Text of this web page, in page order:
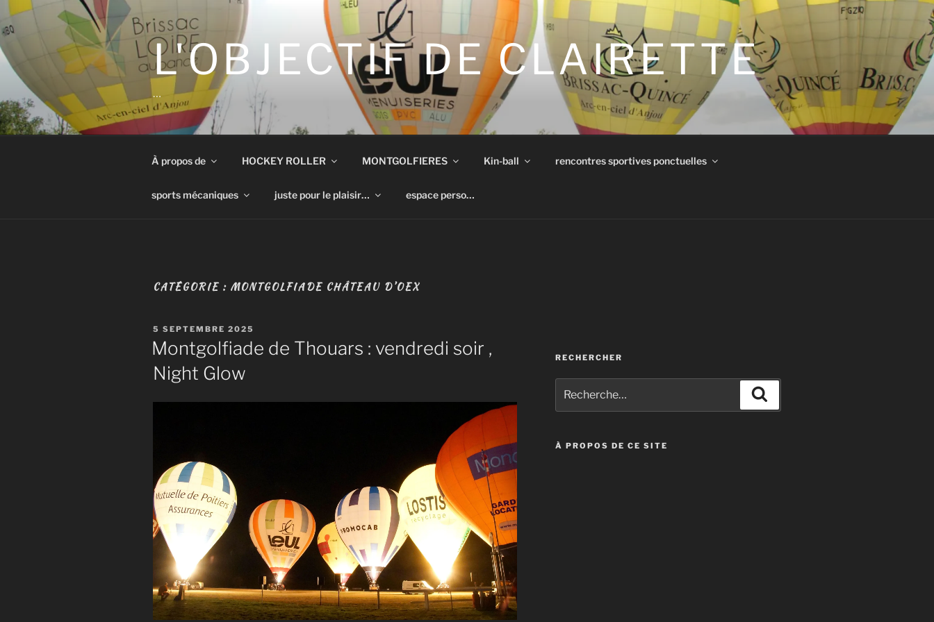
Aller
au
principal
L'OBJECTIF DE CLAIRETTE
…
À propos de HOCKEY ROLLER MONTGOLFIERES Kin-ball rencontres sportives ponctuelles
sports mécaniques juste pour le plaisir… espace perso…
CATÉGORIE : MONTGOLFIADE CHÂTEAU D’OEX
PUBLIÉ
LE
5 SEPTEMBRE 2025
Montgolfiade de Thouars : vendredi soir ,
Night Glow
RECHERCHER
pour
:
À PROPOS DE CE SITE